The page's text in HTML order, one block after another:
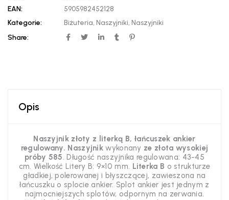
EAN:
5905982452128
Kategorie:
Biżuteria, Naszyjniki, Naszyjniki
Share:
Opis
Naszyjnik złoty z literką B, łańcuszek ankier
regulowany. Naszyjnikwykonany ze złota wysokiej
próby 585. Długość naszyjnika regulowana: 43-45
cm. Wielkość Litery B: 9×10 mm. Literka B o strukturze
gładkiej, polerowanej i błyszczącej, zawieszona na
łańcuszku o splocie ankier. Splot ankier jest jednym z
najmocniejszych splotów, odpornym na zerwania.